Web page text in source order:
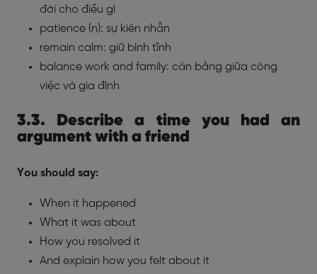
đời cho điều gì
patience (n): sự kiên nhẫn
remain calm: giữ bình tĩnh
balance work and family: cân bằng giữa công
việc và gia đình
3.3. Describe a time you had an
argument with a friend
You should say:
When it happened
What it was about
How you resolved it
And explain how you felt about it